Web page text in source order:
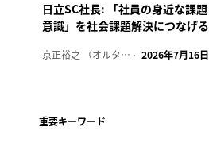
日立SC社長: 「社員の身近な課題
意識」を社会課題解決につなげる
京正裕之 （オルタナ副編集長） 2026年7月16日
重要キーワード